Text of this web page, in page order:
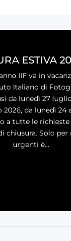
ESTIVA
IIF va in
Italiano di
da lunedì 27
2026, da lunedì 24
a tutte le
chiusura. Solo per
urgenti è...